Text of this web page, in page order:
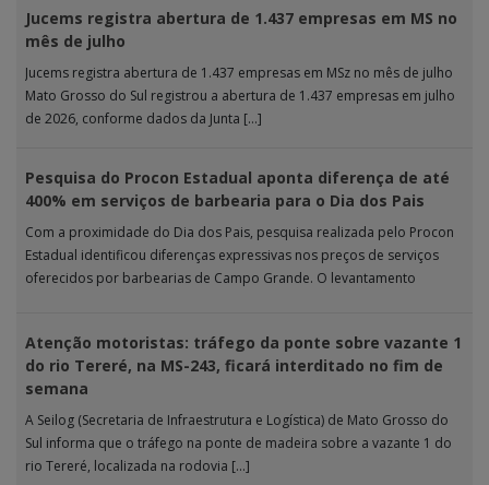
Jucems registra abertura de 1.437 empresas em MS no
mês de julho
Jucems registra abertura de 1.437 empresas em MSz no mês de julho
Mato Grosso do Sul registrou a abertura de 1.437 empresas em julho
de 2026, conforme dados da Junta […]
Pesquisa do Procon Estadual aponta diferença de até
400% em serviços de barbearia para o Dia dos Pais
Com a proximidade do Dia dos Pais, pesquisa realizada pelo Procon
Estadual identificou diferenças expressivas nos preços de serviços
oferecidos por barbearias de Campo Grande. O levantamento
Atenção motoristas: tráfego da ponte sobre vazante 1
do rio Tereré, na MS-243, ficará interditado no fim de
semana
A Seilog (Secretaria de Infraestrutura e Logística) de Mato Grosso do
Sul informa que o tráfego na ponte de madeira sobre a vazante 1 do
rio Tereré, localizada na rodovia […]